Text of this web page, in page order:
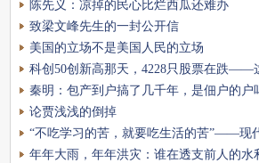
陈先义：凉掉的民心比烂西瓜还难办
致梁文峰先生的一封公开信
美国的立场不是美国人民的立场
科创50创新高那天，4228只股票在跌——
你有什么关系
秦明：包产到户搞了几千年，是佃户的户
论贾浅浅的倒掉
“不吃学习的苦，就要吃生活的苦”——现
的谎言，藏在这句人人皆知的励力名言里
年年大雨，年年洪灾：谁在透支前人的水